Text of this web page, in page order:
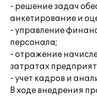
- решение задач
анкетирование и
- управление
персонала;
- отражение
затратах
- учет кадров и
В ходе внедрения